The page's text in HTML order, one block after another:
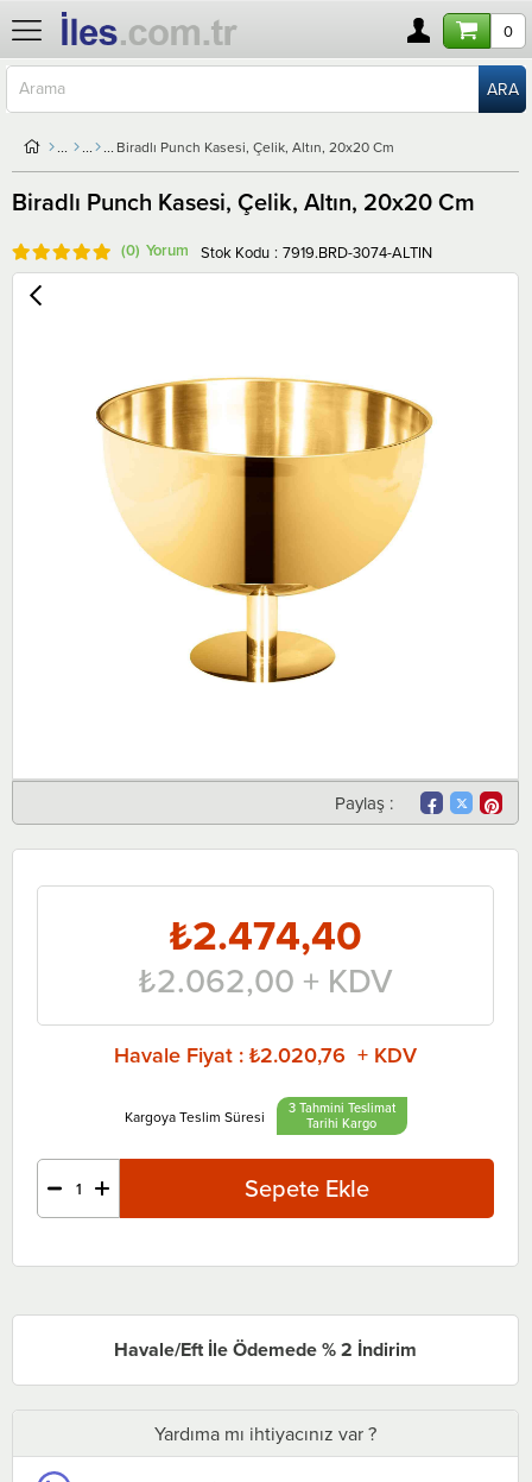
0
Biradlı Punch Kasesi, Çelik, Altın, 20x20 Cm
Biradlı Punch Kasesi, Çelik, Altın, 20x20 Cm
(0) Stok Kodu 7919.BRD-3074-ALTIN
Paylaş :
₺2.474,40
₺2.062,00 + KDV
Havale Fiyat : ₺2.020,76 + KDV
3 Tahmini Teslimat
Tarihi
Havale/Eft İle Ödemede % 2 İndirim
Yardıma mı ihtiyacınız var ?